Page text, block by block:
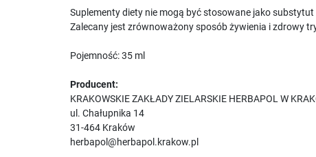
Suplementy diety nie mogą być stosowane jako
Zalecany jest zrównoważony sposób żywienia i zdrowy
Pojemność: 35 ml
Producent:
KRAKOWSKIE ZAKŁADY ZIELARSKIE HERBAPOL W
ul. Chałupnika 14
31-464 Kraków
herbapol@herbapol.krakow.pl